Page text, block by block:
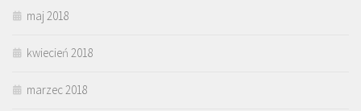
maj 2018
kwiecień 2018
marzec 2018